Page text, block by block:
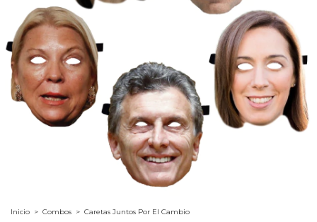
Inicio > Combos > Caretas Juntos Por El Cambio